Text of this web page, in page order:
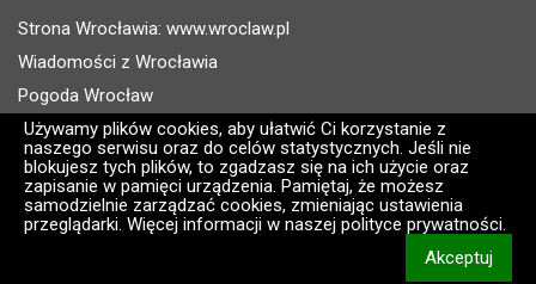
Używamy plików cookies, aby ułatwić Ci korzystanie z
naszego serwisu oraz do celów statystycznych. Jeśli nie
blokujesz tych plików, to zgadzasz się na ich użycie oraz
zapisanie w pamięci urządzenia. Pamiętaj, że możesz
samodzielnie zarządzać cookies, zmieniając ustawienia
przeglądarki. Więcej informacji w naszej polityce prywatności.
Akceptuj
Strona Wrocławia: www.wroclaw.pl
Wiadomości z Wrocławia
Pogoda Wrocław
Rozkłady jazdy MPK Wrocław
Administratorem wroclaw.pl jest: ARAW
Wersja systemu: 2.8.30.09